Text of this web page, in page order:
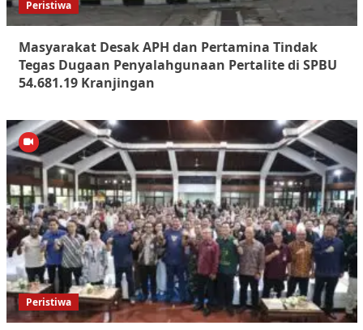
Peristiwa
Masyarakat Desak APH dan Pertamina Tindak
Tegas Dugaan Penyalahgunaan Pertalite di SPBU
54.681.19 Kranjingan
Peristiwa